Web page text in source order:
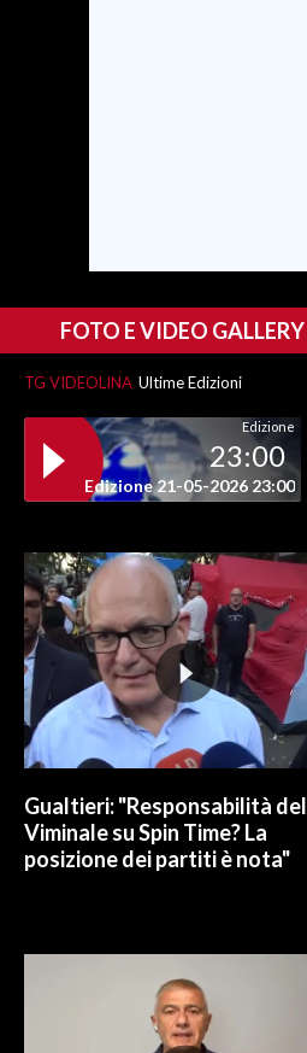
NOTIZIE
#CARAUNIONE
3 MINUTI CON
INFO AZIENDE
ABBONATI
ANNUNCI
NECROLOGI
PUBBLICITÀ
STORE
FOTO E VIDEO GALLERY
TG VIDEOLINA Ultime Edizioni
Edizione
23:00
Edizione 21-05-2026 23:00
Gualtieri: "Responsabilità del
Viminale su Spin Time? La
posizione dei partiti è nota"